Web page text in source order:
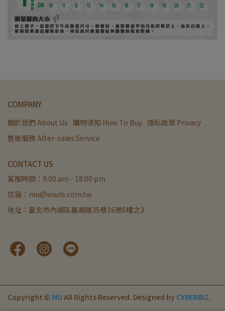
COMPANY
關於我們 About Us 購物須知 How To Buy 隱私政策 Privacy
售後服務 After-sales Service
CONTACT US
客服時間：9:00 am - 18:00 pm
信箱：mu@wwds.com.tw
地址：臺北市內湖區基湖路35巷16號6樓之3
Copyright © MU All Rights Reserved. Designed by CYBERBIZ.